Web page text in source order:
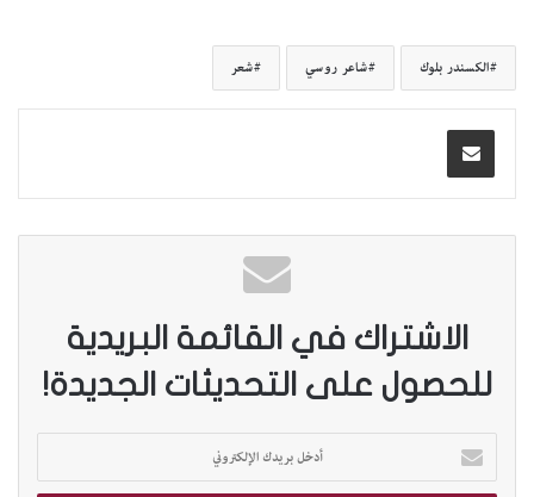
الكسندر بلوك شاعر روسي شعر
الاشتراك في القائمة البريدية
للحصول على التحديثات الجديدة!